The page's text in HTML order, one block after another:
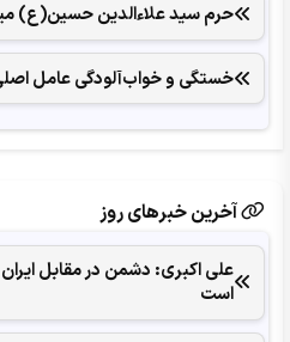
حرم سید علاءالدین حسین(ع)
خستگی و خواب‌آلودگی عامل
آخرین خبرهای روز
علی اکبری: دشمن در مقابل
است